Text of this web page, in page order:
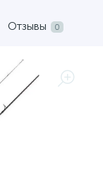
Отзывы 0